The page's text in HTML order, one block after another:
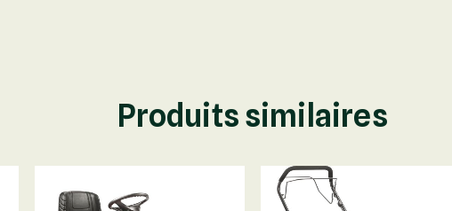
Produits similaires